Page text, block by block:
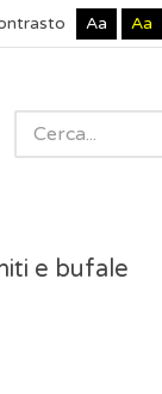
Aa Aa
e bufale